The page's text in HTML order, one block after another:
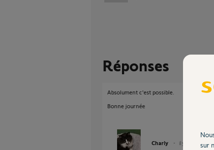
Réponses
Absolument c'est possible.
Bonne journée
Charly il y a plus d'un an
sur